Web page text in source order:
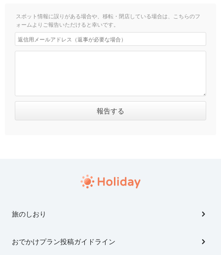
スポット情報に誤りがある場合や、移転・閉店している場合は、こちらのフ
ォームよりご報告いただけると幸いです。
旅のしおり
おでかけプラン投稿ガイドライン